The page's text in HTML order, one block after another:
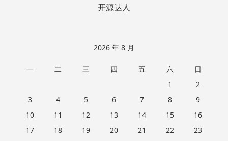
开源达人
2026 年 8 月
一 二 三 四 五 六
日
1
2
3
4 5 6 7 8
9
10
11 12 13 14 15
16
17
18 19 20 21 22
23